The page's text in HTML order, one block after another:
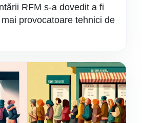
RFM s-a dovedit a fi
provocatoare tehnici de